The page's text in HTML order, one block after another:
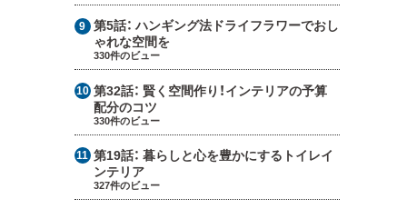
第5話：ハンギング法ドライフラワーでおし
ゃれな空間を
330件のビュー
第32話： 賢く空間作り！インテリアの予算
配分のコツ
330件のビュー
第19話：暮らしと心を豊かにするトイレイ
ンテリア
327件のビュー